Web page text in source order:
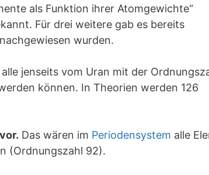
als Funktion ihrer Atomgewichte“
Für drei weitere gab es bereits
wurden.
jenseits vom Uran mit der
können. In Theorien werden 126
Das wären im Periodensystem alle
(Ordnungszahl 92).